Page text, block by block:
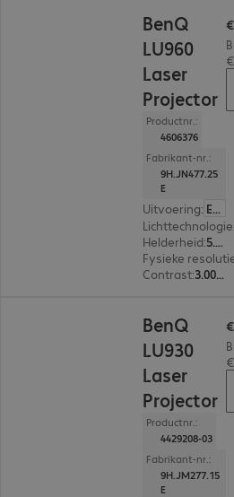
BenQ
LU960
Laser
Projector
Productnr.:
4606376
Fabrikant-nr.:
9H.JN477.25
E
Uitvoering: Europa
Lichttechnologie
Helderheid:
5.500 ANSI-lumen
Fysieke
Contrast: 3.000.000:1
€
BenQ
LU930
Laser
Projector
Productnr.:
4429208-03
Fabrikant-nr.:
9H.JM277.15
E
€